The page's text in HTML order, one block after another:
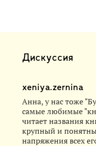
Дискуссия
xeniya.zernina
Анна, у нас тоже
самые любимые
читает названия
крупный и
напряжения всех